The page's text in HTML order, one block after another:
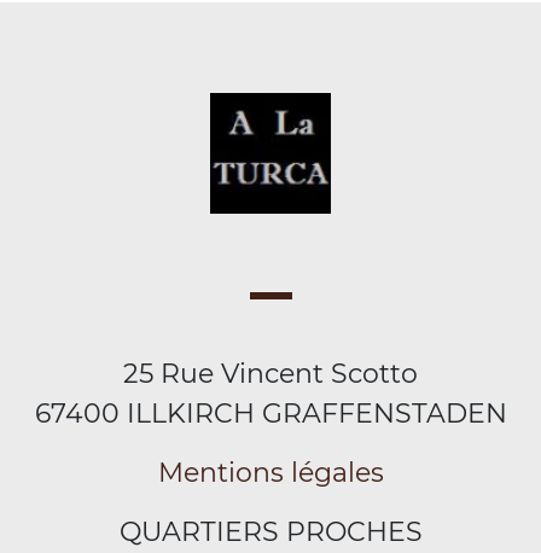
25 Rue Vincent Scotto
67400 ILLKIRCH GRAFFENSTADEN
Mentions légales
QUARTIERS PROCHES